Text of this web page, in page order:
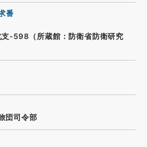
番
-598（所蔵館：防衛省防衛研究
団司令部